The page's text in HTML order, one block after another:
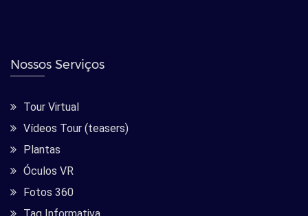
Nossos Serviços
Tour Virtual
Vídeos Tour (teasers)
Plantas
Óculos VR
Fotos 360